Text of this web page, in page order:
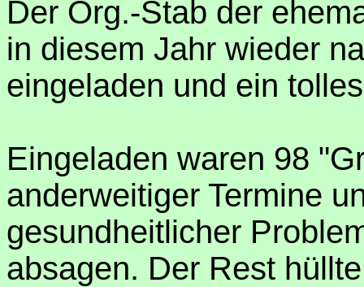
Der Org.-Stab der
in diesem Jahr wieder
eingeladen und ein
Eingeladen waren 98
anderweitiger Termine
gesundheitlicher
absagen. Der Rest